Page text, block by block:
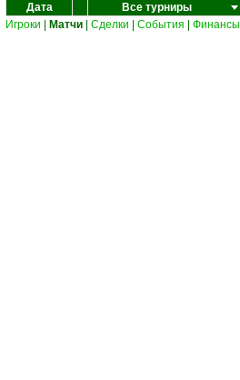
Дата
Все турниры
Игроки
Матчи Сделки События Финансы